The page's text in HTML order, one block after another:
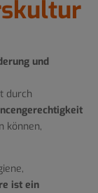
und
durch
können,
ist ein